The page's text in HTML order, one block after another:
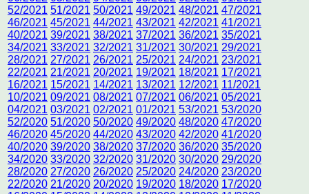
52/2021 51/2021 50/2021 49/2021 48/2021 47/2021
46/2021 45/2021 44/2021 43/2021 42/2021 41/2021
40/2021 39/2021 38/2021 37/2021 36/2021 35/2021
34/2021 33/2021 32/2021 31/2021 30/2021 29/2021
28/2021 27/2021 26/2021 25/2021 24/2021 23/2021
22/2021 21/2021 20/2021 19/2021 18/2021 17/2021
16/2021 15/2021 14/2021 13/2021 12/2021 11/2021
10/2021 09/2021 08/2021 07/2021 06/2021 05/2021
04/2021 03/2021 02/2021 01/2021 53/2021 53/2020
52/2020 51/2020 50/2020 49/2020 48/2020 47/2020
46/2020 45/2020 44/2020 43/2020 42/2020 41/2020
40/2020 39/2020 38/2020 37/2020 36/2020 35/2020
34/2020 33/2020 32/2020 31/2020 30/2020 29/2020
28/2020 27/2020 26/2020 25/2020 24/2020 23/2020
22/2020 21/2020 20/2020 19/2020 18/2020 17/2020